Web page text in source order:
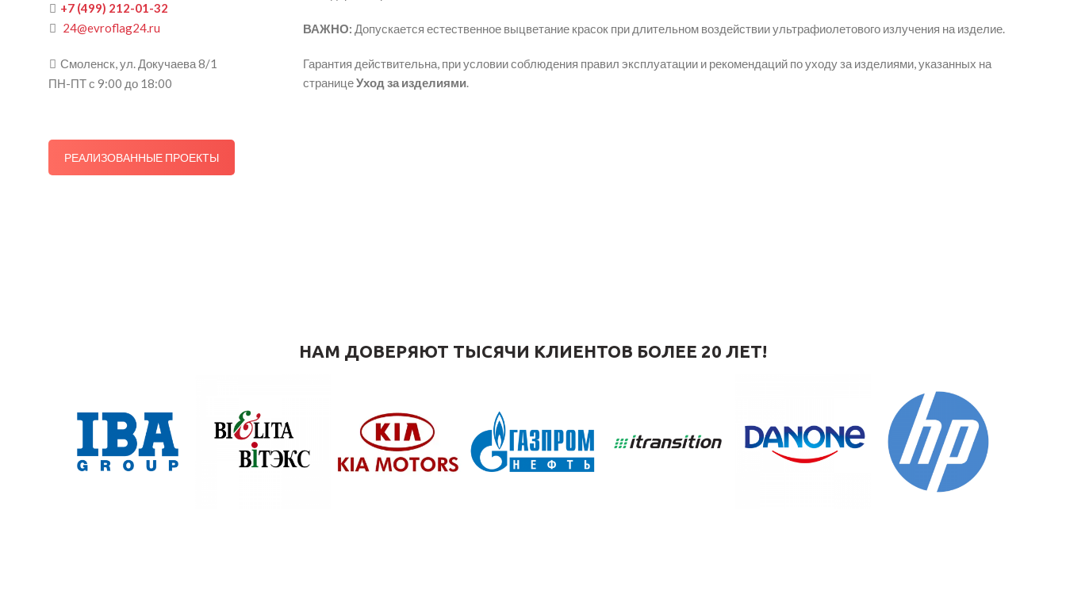
ВАЖНО: Допускается естественное выцветание красок при длительном воздействии ультрафиолетового излучения на изделие.
Гарантия действительна, при условии соблюдения правил эксплуатации и рекомендаций по уходу за изделиями, указанных на
страницеУход за изделиями.
+7 (499) 212-01-32
24@evroflag24.ru
Смоленск, ул. Докучаева 8/1
ПН-ПТ с 9:00 до 18:00
РЕАЛИЗОВАННЫЕ ПРОЕКТЫ
НАМ ДОВЕРЯЮТ ТЫСЯЧИ КЛИЕНТОВ БОЛЕЕ 20 ЛЕТ!